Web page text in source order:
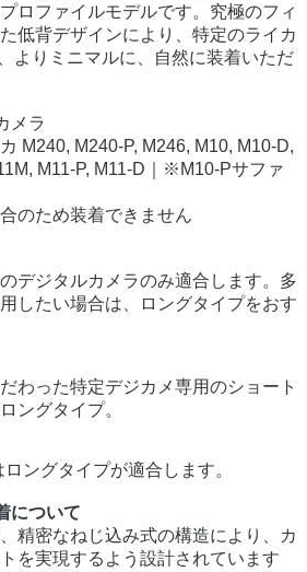
ロファイルモデルです。究極のフィ
低背デザインにより、特定のライカ
よりミニマルに、自然に装着いただ
メラ
M240, M240-P, M246, M10, M10-D,
M11-P, M11-D｜※M10-Pサファ
のため装着できません
デジタルカメラのみ適合します。多
したい場合は、ロングタイプをおす
わった特定デジカメ専用のショート
ングタイプ。
ングタイプが適合します。
について
精密なねじ込み式の構造により、カ
を実現するよう設計されています